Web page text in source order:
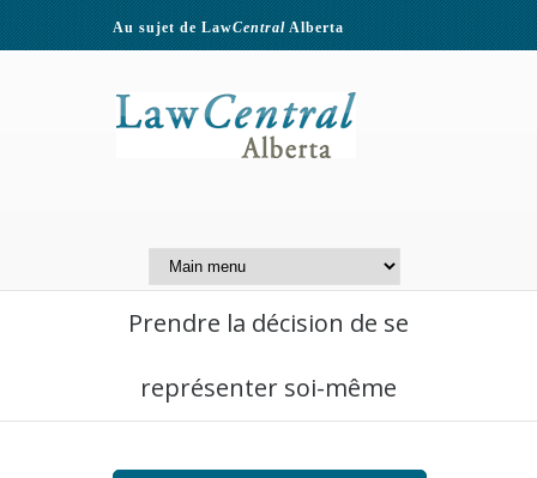
Au sujet de LawCentralAlberta
Prendre la décision de se
représenter soi-même